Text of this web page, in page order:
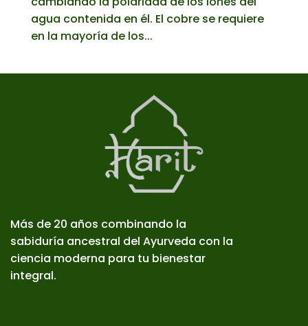
agua contenida en él. El cobre se requiere
en la mayoría de los...
Más de 20 años combinando la
sabiduría ancestral del Ayurveda con la
ciencia moderna para tu bienestar
integral.